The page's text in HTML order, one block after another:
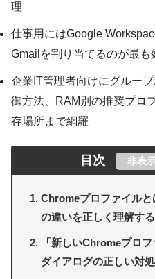
理
仕事用にはGoogle
Gmailを割り当てるのが最も
企業IT管理者向けにグルー
御方法、RAM別の推奨プロ
存場所まで網羅
目次 非表
Chromeプロファイル
の違いを正しく理解する
「新しいChromeプロ
ダイアログの正しい対